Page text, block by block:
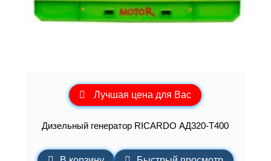
Лучшая цена для Вас
Дизельный генератор RICARDO АД320-Т400